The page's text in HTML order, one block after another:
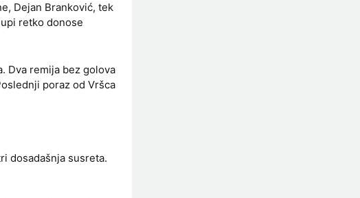
Dejan Branković, tek
retko donose
Dva remija bez golova
poraz od Vršca
dosadašnja susreta.